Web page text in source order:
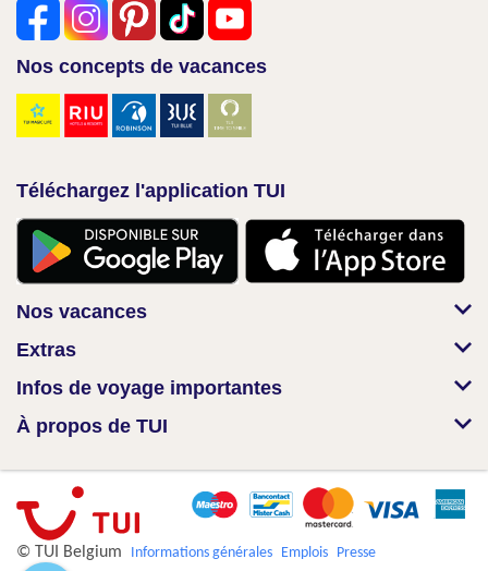
Nos concepts de vacances
Téléchargez l'application TUI
Nos vacances
Extras
Infos de voyage importantes
À propos de TUI
© TUI Belgium Informations générales Emplois Presse